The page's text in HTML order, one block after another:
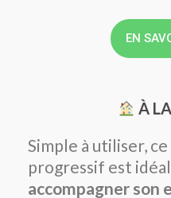
EN
À
Simple à utiliser,
progressif est
accompagner son